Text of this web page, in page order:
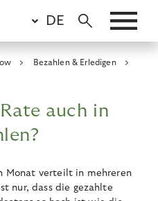
DE
Bezahlen & Erledigen
auch in
Monat verteilt in mehreren
nur, dass die gezahlte